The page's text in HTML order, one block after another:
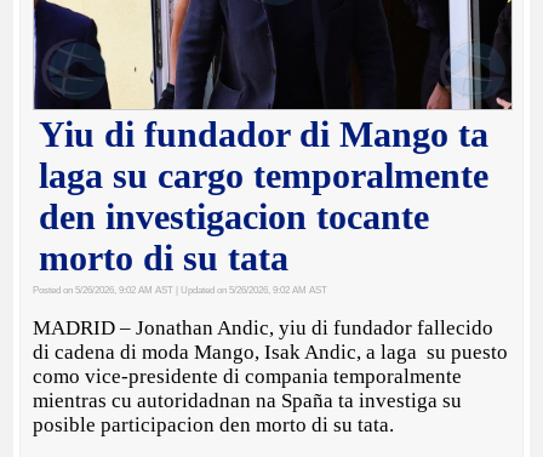
Yiu di fundador di Mango ta
laga su cargo temporalmente
den investigacion tocante
morto di su tata
Posted on 5/26/2026, 9:02 AM AST | Updated on 5/26/2026, 9:02 AM AST
MADRID – Jonathan Andic, yiu di fundador fallecido
di cadena di moda Mango, Isak Andic, a laga su puesto
como vice-presidente di compania temporalmente
mientras cu autoridadnan na Spaña ta investiga su
posible participacion den morto di su tata.